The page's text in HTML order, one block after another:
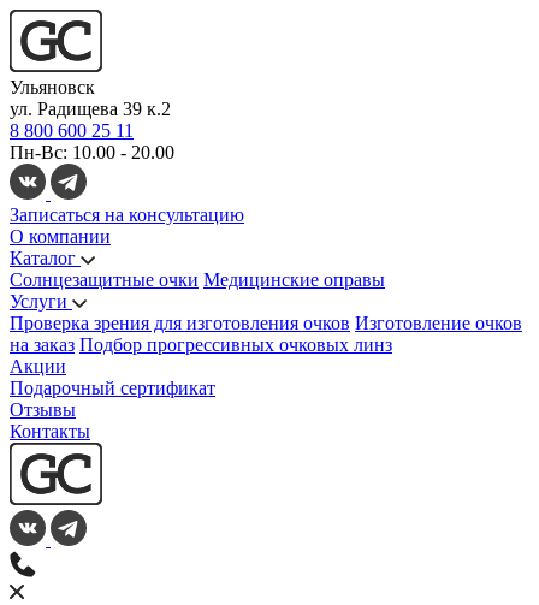
Ульяновск
ул. Радищева 39 к.2
8 800 600 25 11
Пн-Вс: 10.00 - 20.00
Записаться на консультацию
О компании
Каталог
Солнцезащитные очки Медицинские оправы
Услуги
Проверка зрения для изготовления очков Изготовление очков
на заказ Подбор прогрессивных очковых линз
Акции
Подарочный сертификат
Отзывы
Контакты